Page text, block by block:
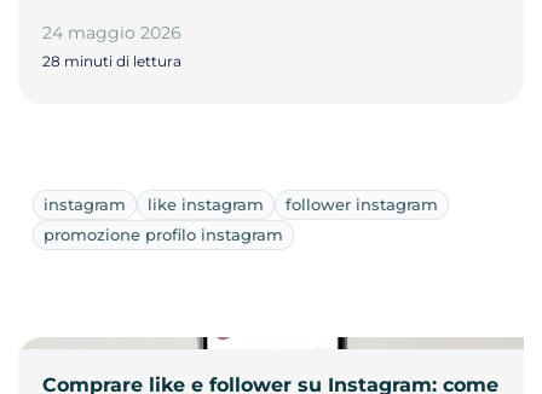
24 maggio 2026
28 minuti di lettura
instagram like instagram
follower instagram
promozione profilo instagram
Comprare like e follower su Instagram: come